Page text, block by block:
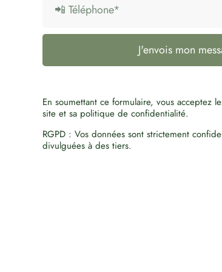
J'envois mon
En soumettant ce formulaire, vous acceptez
site et sa politique de confidentialité.
RGPD : Vos données sont strictement
divulguées à des tiers.